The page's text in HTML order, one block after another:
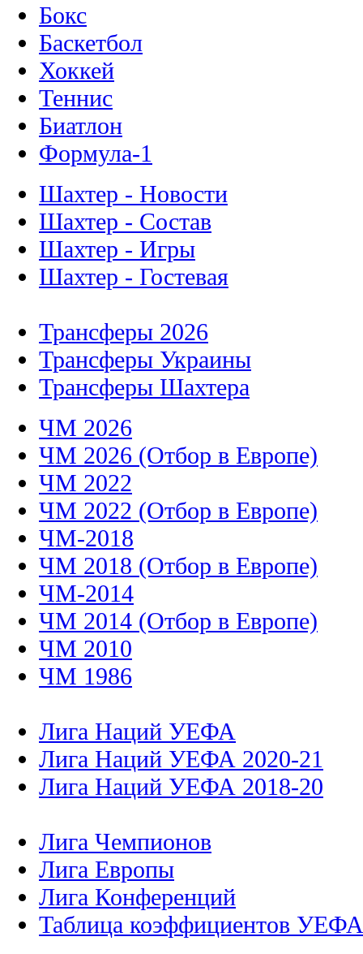
Бокс
Баскетбол
Хоккей
Теннис
Биатлон
Формула-1
Шахтер - Новости
Шахтер - Состав
Шахтер - Игры
Шахтер - Гостевая
Трансферы 2026
Трансферы Украины
Трансферы Шахтера
ЧМ 2026
ЧМ 2026 (Отбор в Европе)
ЧМ 2022
ЧМ 2022 (Отбор в Европе)
ЧМ-2018
ЧМ 2018 (Отбор в Европе)
ЧМ-2014
ЧМ 2014 (Отбор в Европе)
ЧМ 2010
ЧМ 1986
Лига Наций УЕФА
Лига Наций УЕФА 2020-21
Лига Наций УЕФА 2018-20
Лига Чемпионов
Лига Европы
Лига Конференций
Таблица коэффициентов УЕФА